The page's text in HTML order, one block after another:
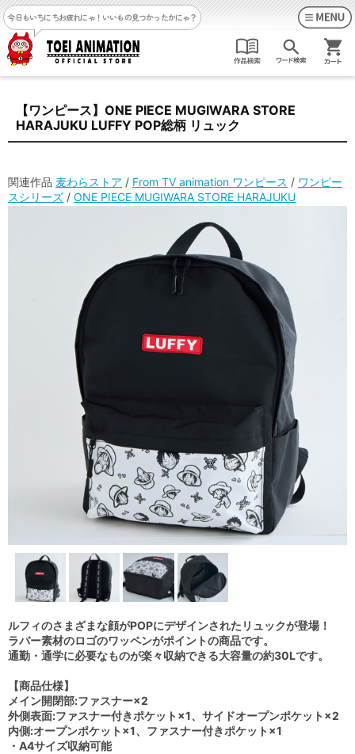
今日もいちにちお疲れにゃ！ いいもの見つかったかにゃ？
【ワンピース】ONE PIECE MUGIWARA STORE
HARAJUKU LUFFY POP総柄 リュック
関連作品 麦わらストア / From TV animation ワンピース / ワンピー
スシリーズ / ONE PIECE MUGIWARA STORE HARAJUKU
ルフィのさまざまな顔がPOPにデザインされたリュックが登場！
ラバー素材のロゴのワッペンがポイントの商品です。
通勤・通学に必要なものが楽々収納できる大容量の約30Lです。
【商品仕様】
メイン開閉部:ファスナー×2
外側表面:ファスナー付きポケット×1、サイドオープンポケット×2
内側:オープンポケット×1、ファスナー付きポケット×1
・A4サイズ収納可能